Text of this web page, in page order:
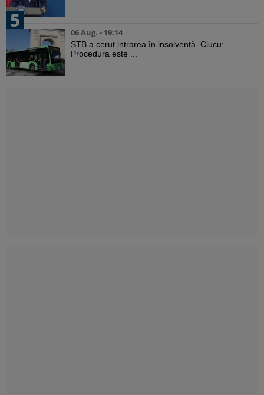
5
06 Aug. - 19:14
STB a cerut intrarea în insolvență. Ciucu:
Procedura este ...